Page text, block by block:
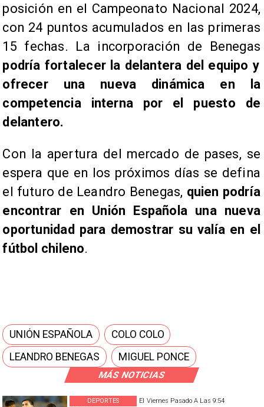
MÁS NOTICIAS
El Viernes Pasado A Las 9:54
DEPORTES
posición en el Campeonato Nacional 2024,
con 24 puntos acumulados en las primeras
15 fechas. La incorporación de Benegas
podría fortalecer la delantera del equipo y
ofrecer una nueva dinámica en la
competencia interna por el puesto de
delantero.
Con la apertura del mercado de pases, se
espera que en los próximos días se defina
el futuro de Leandro Benegas, quien podría
encontrar en Unión Española una nueva
oportunidad para demostrar su valía en el
fútbol chileno.
UNIÓN ESPAÑOLA
COLO COLO
LEANDRO BENEGAS
MIGUEL PONCE